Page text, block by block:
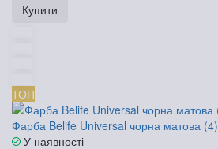
Купити
ТОП
Фарба Belife Universal чорна матова (4)
У наявності